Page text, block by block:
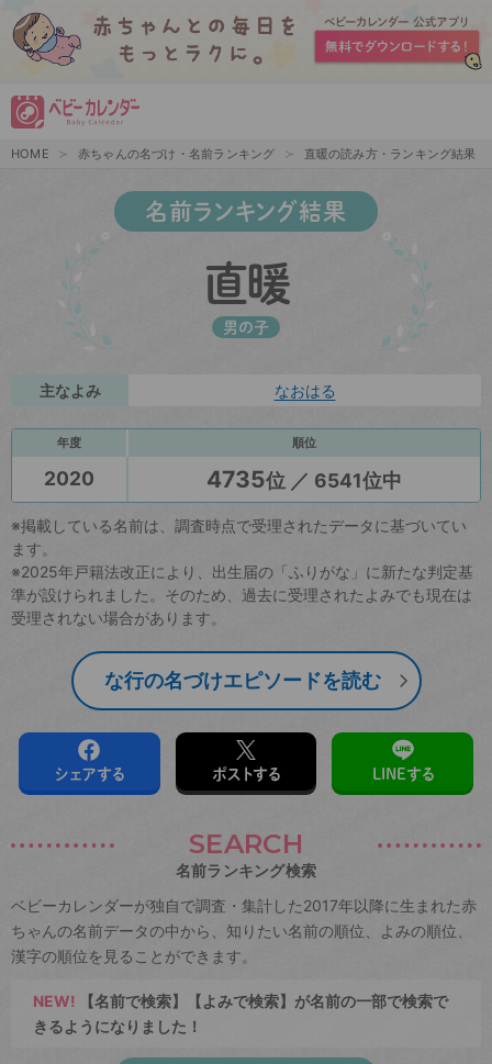
HOME 赤ちゃんの名づけ・名前ランキング 直暖の読み方・ランキング結果
名前ランキング結果
直暖
男の子
主なよみ なおはる
年度 順位
2020 4735位 ／ 6541位中
※掲載している名前は、調査時点で受理されたデータに基づいてい
ます。
※2025年戸籍法改正により、出生届の「ふりがな」に新たな判定基
準が設けられました。そのため、過去に受理されたよみでも現在は
受理されない場合があります。
な行の名づけエピソードを読む
シェアする ポストする LINEする
SEARCH
名前ランキング検索
ベビーカレンダーが独自で調査・集計した2017年以降に生まれた赤
ちゃんの名前データの中から、知りたい名前の順位、よみの順位、
漢字の順位を見ることができます。
NEW! 【名前で検索】【よみで検索】が名前の一部で検索で
きるようになりました！